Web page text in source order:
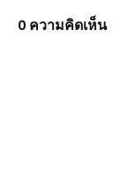
0 ความคิดเห็น